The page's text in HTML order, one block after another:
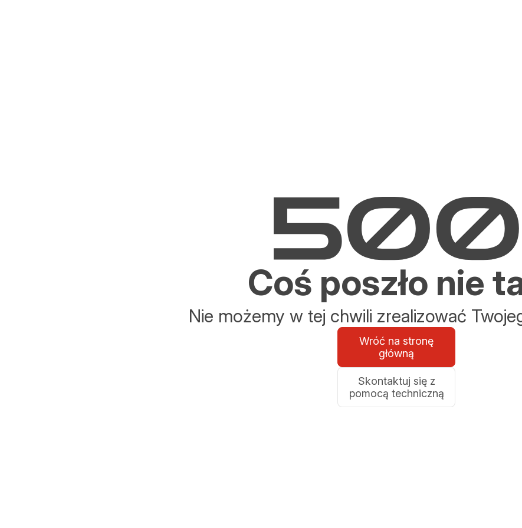
Coś poszło nie
Nie możemy w tej chwili zrealizować
Wróć na stronę
główną
Skontaktuj się z
pomocą techniczną